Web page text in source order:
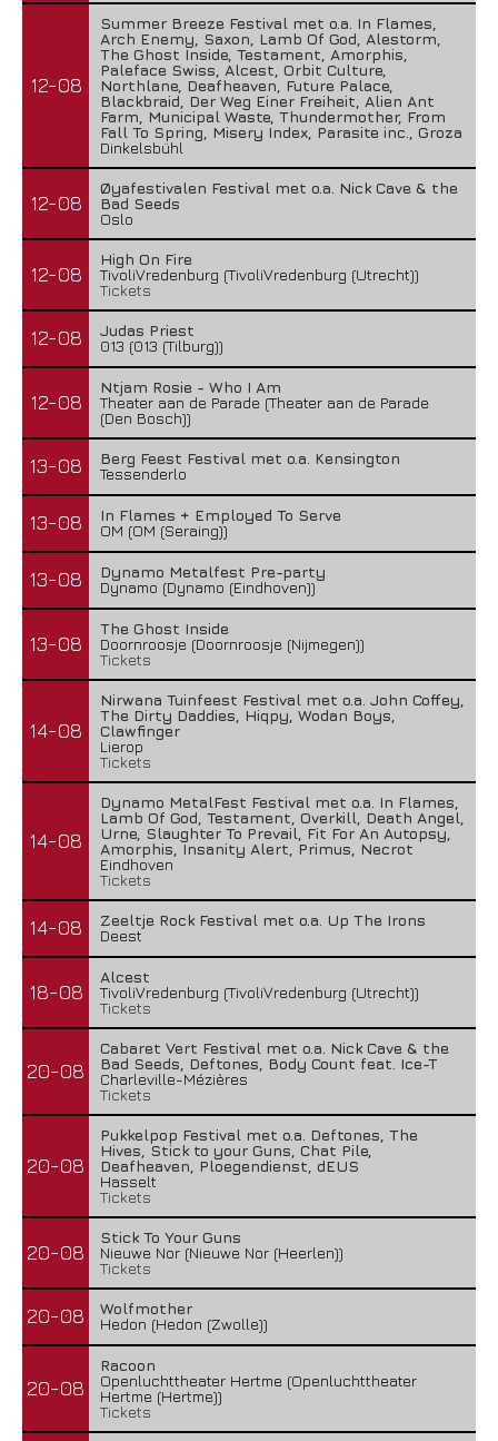
12-08
Summer Breeze Festival met o.a. In Flames,
Arch Enemy, Saxon, Lamb Of God, Alestorm,
The Ghost Inside, Testament, Amorphis,
Paleface Swiss, Alcest, Orbit Culture,
Northlane, Deafheaven, Future Palace,
Blackbraid, Der Weg Einer Freiheit, Alien Ant
Farm, Municipal Waste, Thundermother, From
Fall To Spring, Misery Index, Parasite inc., Groza
Dinkelsbühl
12-08
Øyafestivalen Festival met o.a. Nick Cave & the
Bad Seeds
Oslo
12-08
High On Fire
TivoliVredenburg (TivoliVredenburg (Utrecht))
Tickets
12-08
Judas Priest
013 (013 (Tilburg))
12-08
Ntjam Rosie - Who I Am
Theater aan de Parade (Theater aan de Parade
(Den Bosch))
13-08
Berg Feest Festival met o.a. Kensington
Tessenderlo
13-08
In Flames + Employed To Serve
OM (OM (Seraing))
13-08
Dynamo Metalfest Pre-party
Dynamo (Dynamo (Eindhoven))
13-08
The Ghost Inside
Doornroosje (Doornroosje (Nijmegen))
Tickets
14-08
Nirwana Tuinfeest Festival met o.a. John Coffey,
The Dirty Daddies, Hiqpy, Wodan Boys,
Clawfinger
Lierop
Tickets
14-08
Dynamo MetalFest Festival met o.a. In Flames,
Lamb Of God, Testament, Overkill, Death Angel,
Urne, Slaughter To Prevail, Fit For An Autopsy,
Amorphis, Insanity Alert, Primus, Necrot
Eindhoven
Tickets
14-08
Zeeltje Rock Festival met o.a. Up The Irons
Deest
18-08
Alcest
TivoliVredenburg (TivoliVredenburg (Utrecht))
Tickets
20-08
Cabaret Vert Festival met o.a. Nick Cave & the
Bad Seeds, Deftones, Body Count feat. Ice-T
Charleville-Mézières
Tickets
20-08
Pukkelpop Festival met o.a. Deftones, The
Hives, Stick to your Guns, Chat Pile,
Deafheaven, Ploegendienst, dEUS
Hasselt
Tickets
20-08
Stick To Your Guns
Nieuwe Nor (Nieuwe Nor (Heerlen))
Tickets
20-08
Wolfmother
Hedon (Hedon (Zwolle))
20-08
Racoon
Openluchttheater Hertme (Openluchttheater
Hertme (Hertme))
Tickets